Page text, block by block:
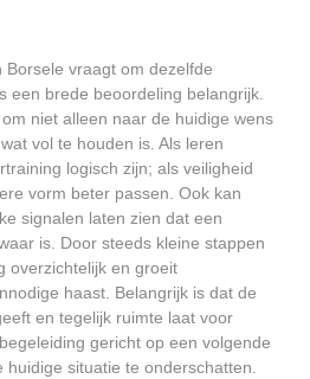
vraagt om dezelfde
een brede beoordeling belangrijk.
niet alleen naar de huidige wens
vol te houden is. Als leren
logisch zijn; als veiligheid
vorm beter passen. Ook kan
signalen laten zien dat een
is. Door steeds kleine stappen
overzichtelijk en groeit
haast. Belangrijk is dat de
en tegelijk ruimte laat voor
gericht op een volgende
huidige situatie te onderschatten.